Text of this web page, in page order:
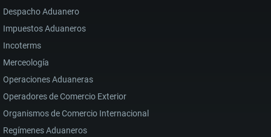
Despacho Aduanero
Impuestos Aduaneros
Incoterms
Merceología
Operaciones Aduaneras
Operadores de Comercio Exterior
Organismos de Comercio Internacional
Regímenes Aduaneros